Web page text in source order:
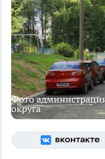
Фото
округа